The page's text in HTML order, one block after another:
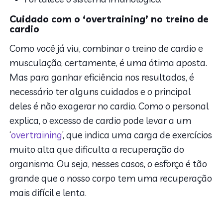
Cuidado com o ‘overtraining’ no treino de
cardio
Como você já viu, combinar o treino de cardio e
musculação, certamente, é uma ótima aposta.
Mas para ganhar eficiência nos resultados, é
necessário ter alguns cuidados e o principal
deles é não exagerar no cardio. Como o personal
explica, o excesso de cardio pode levar a um
‘overtraining’, que indica uma carga de exercícios
muito alta que dificulta a recuperação do
organismo. Ou seja, nesses casos, o esforço é tão
grande que o nosso corpo tem uma recuperação
mais difícil e lenta.